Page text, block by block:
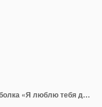
Нарисованная от руки плоская футболка «Я люблю тебя до луны» ко Дню святого Валентина